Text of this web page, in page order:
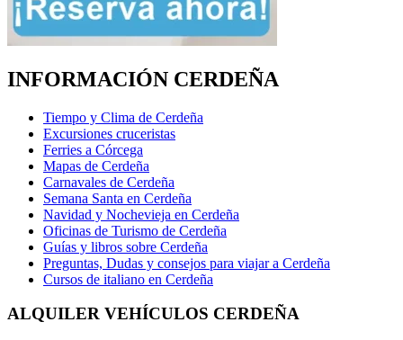
INFORMACIÓN CERDEÑA
Tiempo y Clima de Cerdeña
Excursiones cruceristas
Ferries a Córcega
Mapas de Cerdeña
Carnavales de Cerdeña
Semana Santa en Cerdeña
Navidad y Nochevieja en Cerdeña
Oficinas de Turismo de Cerdeña
Guías y libros sobre Cerdeña
Preguntas, Dudas y consejos para viajar a Cerdeña
Cursos de italiano en Cerdeña
ALQUILER VEHÍCULOS CERDEÑA